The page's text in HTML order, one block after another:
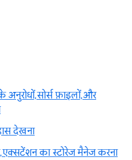
सोर्स फ़ाइलों, और
देखना
एक्सटेंशन का स्टोरेज मैनेज करना